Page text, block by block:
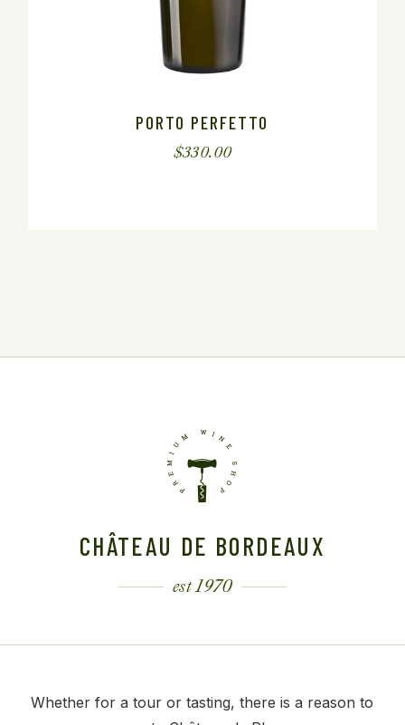
PORTO PERFETTO
$330.00
CHÂTEAU DE BORDEAUX
est 1970
Whether for a tour or tasting, there is a reason to